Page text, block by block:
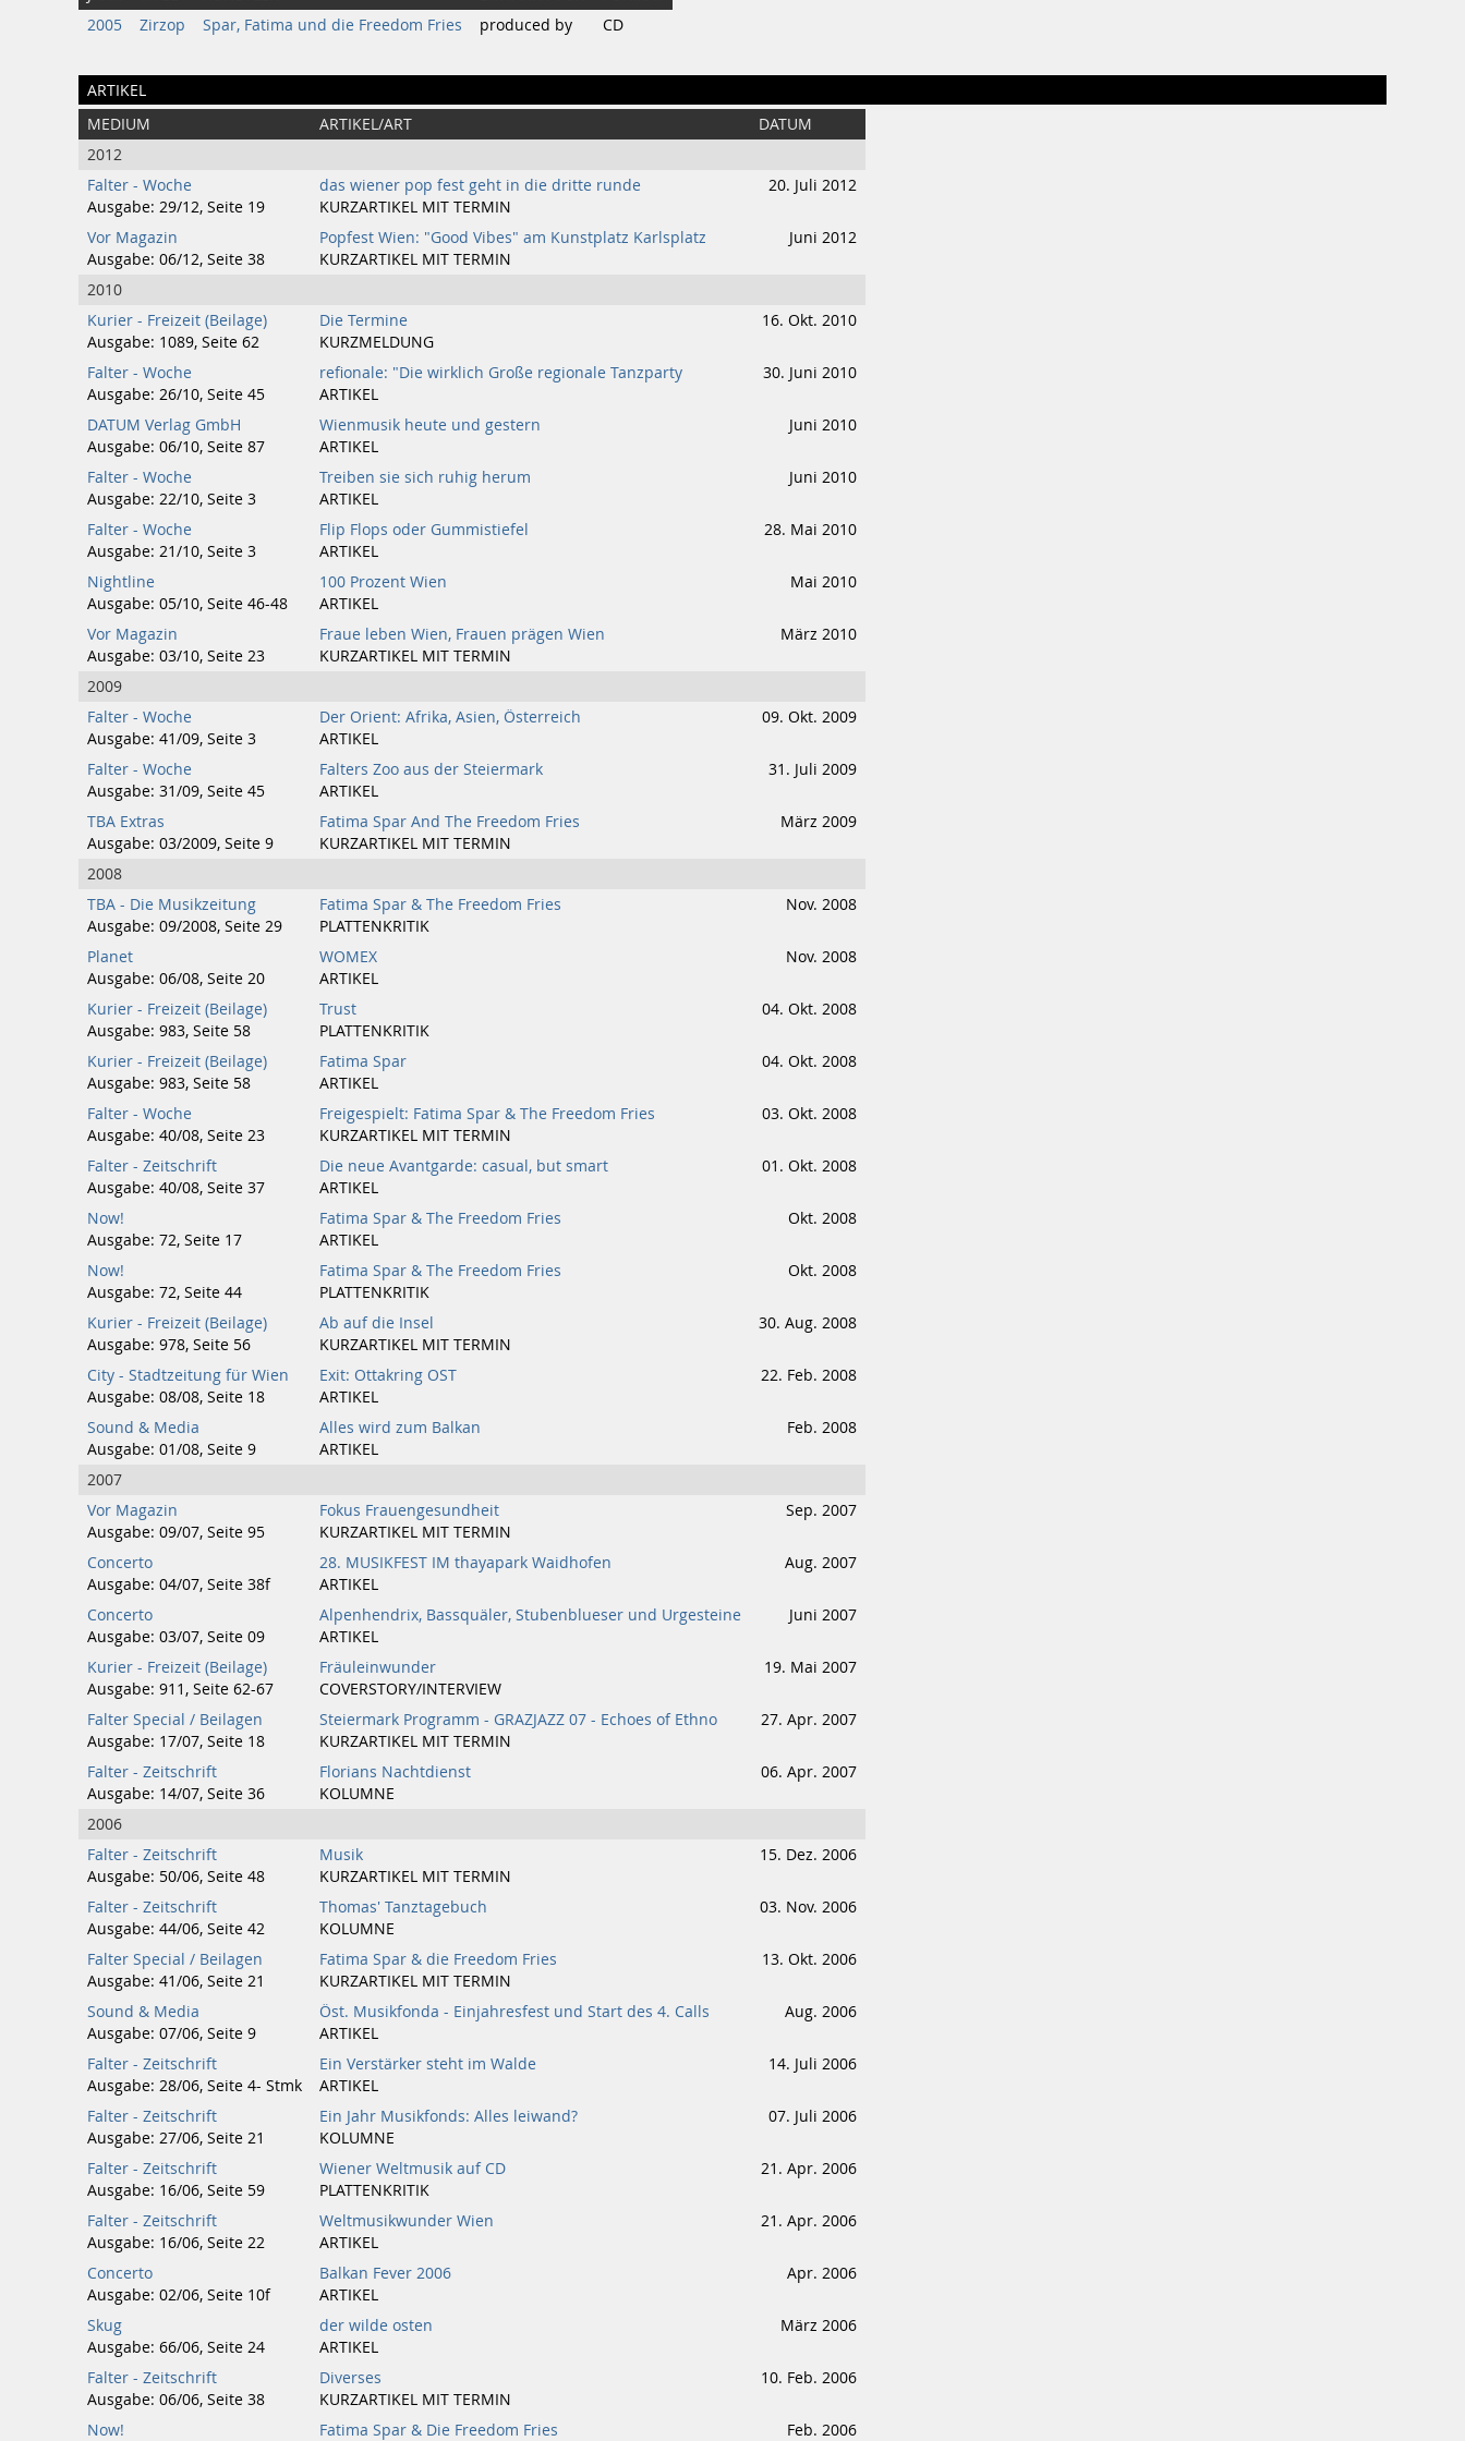
2005
Zirzop Spar, Fatima und die Freedom Fries produced by CD
ARTIKEL
MEDIUM ARTIKEL/ART
DATUM
2012
Falter - Woche
Ausgabe: 29/12, Seite 19
das wiener pop fest geht in die dritte runde
KURZARTIKEL MIT TERMIN
20. Juli 2012
Vor Magazin
Ausgabe: 06/12, Seite 38
Popfest Wien: "Good Vibes" am Kunstplatz Karlsplatz
KURZARTIKEL MIT TERMIN
Juni 2012
2010
Kurier - Freizeit (Beilage)
Ausgabe: 1089, Seite 62
Die Termine
KURZMELDUNG
16. Okt. 2010
Falter - Woche
Ausgabe: 26/10, Seite 45
refionale: "Die wirklich Große regionale Tanzparty
ARTIKEL
30. Juni 2010
DATUM Verlag GmbH
Ausgabe: 06/10, Seite 87
Wienmusik heute und gestern
ARTIKEL
Juni 2010
Falter - Woche
Ausgabe: 22/10, Seite 3
Treiben sie sich ruhig herum
ARTIKEL
Juni 2010
Falter - Woche
Ausgabe: 21/10, Seite 3
Flip Flops oder Gummistiefel
ARTIKEL
28. Mai 2010
Nightline
Ausgabe: 05/10, Seite 46-48
100 Prozent Wien
ARTIKEL
Mai 2010
Vor Magazin
Ausgabe: 03/10, Seite 23
Fraue leben Wien, Frauen prägen Wien
KURZARTIKEL MIT TERMIN
März 2010
2009
Falter - Woche
Ausgabe: 41/09, Seite 3
Der Orient: Afrika, Asien, Österreich
ARTIKEL
09. Okt. 2009
Falter - Woche
Ausgabe: 31/09, Seite 45
Falters Zoo aus der Steiermark
ARTIKEL
31. Juli 2009
TBA Extras
Ausgabe: 03/2009, Seite 9
Fatima Spar And The Freedom Fries
KURZARTIKEL MIT TERMIN
März 2009
2008
TBA - Die Musikzeitung
Ausgabe: 09/2008, Seite 29
Fatima Spar & The Freedom Fries
PLATTENKRITIK
Nov. 2008
Planet
Ausgabe: 06/08, Seite 20
WOMEX
ARTIKEL
Nov. 2008
Kurier - Freizeit (Beilage)
Ausgabe: 983, Seite 58
Trust
PLATTENKRITIK
04. Okt. 2008
Kurier - Freizeit (Beilage)
Ausgabe: 983, Seite 58
Fatima Spar
ARTIKEL
04. Okt. 2008
Falter - Woche
Ausgabe: 40/08, Seite 23
Freigespielt: Fatima Spar & The Freedom Fries
KURZARTIKEL MIT TERMIN
03. Okt. 2008
Falter - Zeitschrift
Ausgabe: 40/08, Seite 37
Die neue Avantgarde: casual, but smart
ARTIKEL
01. Okt. 2008
Now!
Ausgabe: 72, Seite 17
Fatima Spar & The Freedom Fries
ARTIKEL
Okt. 2008
Now!
Ausgabe: 72, Seite 44
Fatima Spar & The Freedom Fries
PLATTENKRITIK
Okt. 2008
Kurier - Freizeit (Beilage)
Ausgabe: 978, Seite 56
Ab auf die Insel
KURZARTIKEL MIT TERMIN
30. Aug. 2008
City - Stadtzeitung für Wien
Ausgabe: 08/08, Seite 18
Exit: Ottakring OST
ARTIKEL
22. Feb. 2008
Sound & Media
Ausgabe: 01/08, Seite 9
Alles wird zum Balkan
ARTIKEL
Feb. 2008
2007
Vor Magazin
Ausgabe: 09/07, Seite 95
Fokus Frauengesundheit
KURZARTIKEL MIT TERMIN
Sep. 2007
Concerto
Ausgabe: 04/07, Seite 38f
28. MUSIKFEST IM thayapark Waidhofen
ARTIKEL
Aug. 2007
Concerto
Ausgabe: 03/07, Seite 09
Alpenhendrix, Bassquäler, Stubenblueser und Urgesteine
ARTIKEL
Juni 2007
Kurier - Freizeit (Beilage)
Ausgabe: 911, Seite 62-67
Fräuleinwunder
COVERSTORY/INTERVIEW
19. Mai 2007
Falter Special / Beilagen
Ausgabe: 17/07, Seite 18
Steiermark Programm - GRAZJAZZ 07 - Echoes of Ethno
KURZARTIKEL MIT TERMIN
27. Apr. 2007
Falter - Zeitschrift
Ausgabe: 14/07, Seite 36
Florians Nachtdienst
KOLUMNE
06. Apr. 2007
2006
Falter - Zeitschrift
Ausgabe: 50/06, Seite 48
Musik
KURZARTIKEL MIT TERMIN
15. Dez. 2006
Falter - Zeitschrift
Ausgabe: 44/06, Seite 42
Thomas' Tanztagebuch
KOLUMNE
03. Nov. 2006
Falter Special / Beilagen
Ausgabe: 41/06, Seite 21
Fatima Spar & die Freedom Fries
KURZARTIKEL MIT TERMIN
13. Okt. 2006
Sound & Media
Ausgabe: 07/06, Seite 9
Öst. Musikfonda - Einjahresfest und Start des 4. Calls
ARTIKEL
Aug. 2006
Falter - Zeitschrift
Ausgabe: 28/06, Seite 4- Stmk
Ein Verstärker steht im Walde
ARTIKEL
14. Juli 2006
Falter - Zeitschrift
Ausgabe: 27/06, Seite 21
Ein Jahr Musikfonds: Alles leiwand?
KOLUMNE
07. Juli 2006
Falter - Zeitschrift
Ausgabe: 16/06, Seite 59
Wiener Weltmusik auf CD
PLATTENKRITIK
21. Apr. 2006
Falter - Zeitschrift
Ausgabe: 16/06, Seite 22
Weltmusikwunder Wien
ARTIKEL
21. Apr. 2006
Concerto
Ausgabe: 02/06, Seite 10f
Balkan Fever 2006
ARTIKEL
Apr. 2006
Skug
Ausgabe: 66/06, Seite 24
der wilde osten
ARTIKEL
März 2006
Falter - Zeitschrift
Ausgabe: 06/06, Seite 38
Diverses
KURZARTIKEL MIT TERMIN
10. Feb. 2006
Now! Fatima Spar & Die Freedom Fries Feb. 2006